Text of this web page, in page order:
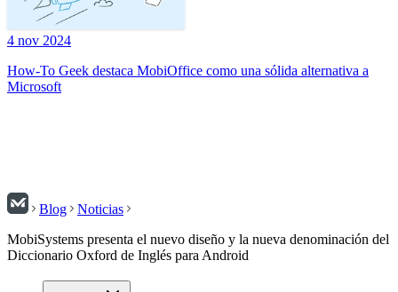
4 nov 2024
How-To Geek destaca MobiOffice como una sólida alternativa a
Microsoft
Blog
Noticias
MobiSystems presenta el nuevo diseño y la nueva denominación del
Diccionario Oxford de Inglés para Android